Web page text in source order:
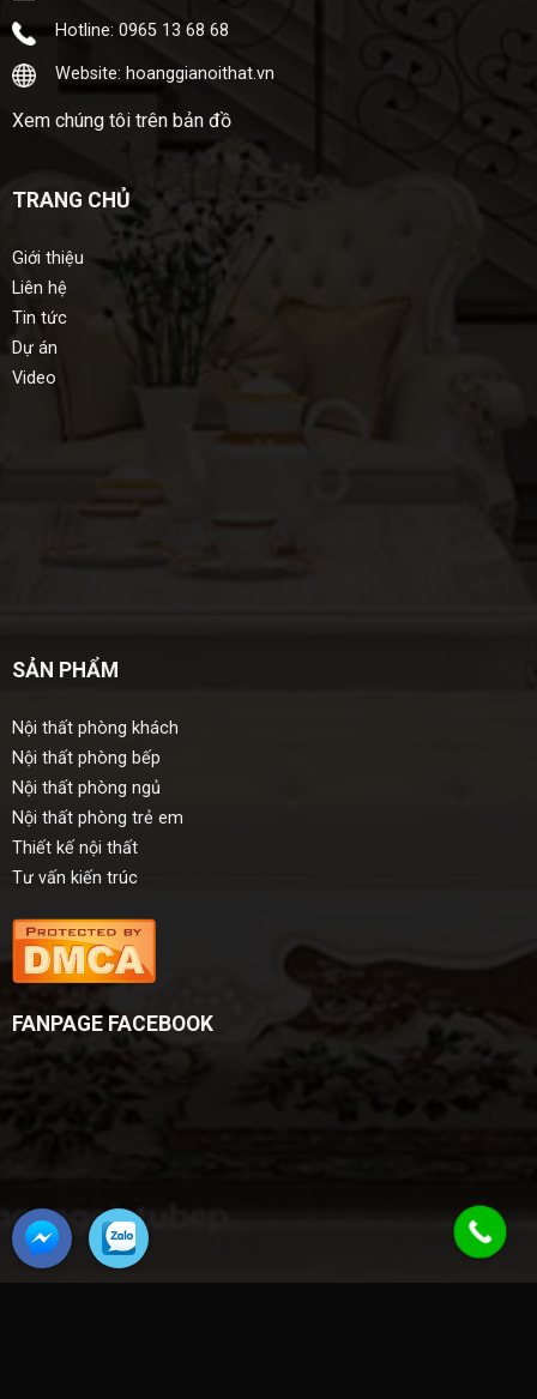
Hotline: 0965 13 68 68
Website: hoanggianoithat.vn
Xem chúng tôi trên bản đồ
TRANG CHỦ
Giới thiệu
Liên hệ
Tin tức
Dự án
Video
SẢN PHẨM
Nội thất phòng khách
Nội thất phòng bếp
Nội thất phòng ngủ
Nội thất phòng trẻ em
Thiết kế nội thất
Tư vấn kiến trúc
FANPAGE FACEBOOK